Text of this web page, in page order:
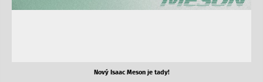
Nový Isaac Meson je tady!